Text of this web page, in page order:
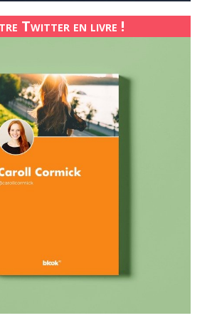
Twitter en livre !